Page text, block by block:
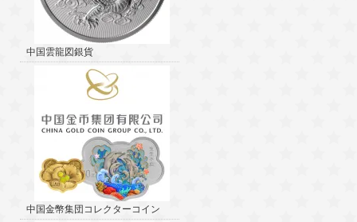
中国雲龍図銀貨
中国金幣集団コレクターコイン